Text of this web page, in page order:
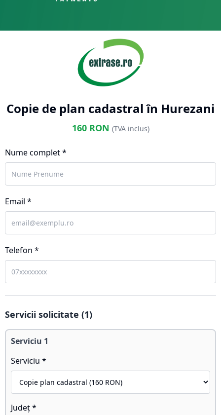
Copie de plan cadastral în Hurezani
160RON (TVA inclus)
Nume complet *
Email *
Telefon *
Servicii solicitate (1)
Serviciu 1
Serviciu *
Județ *